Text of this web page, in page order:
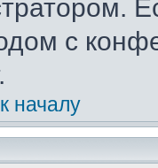
с
началу